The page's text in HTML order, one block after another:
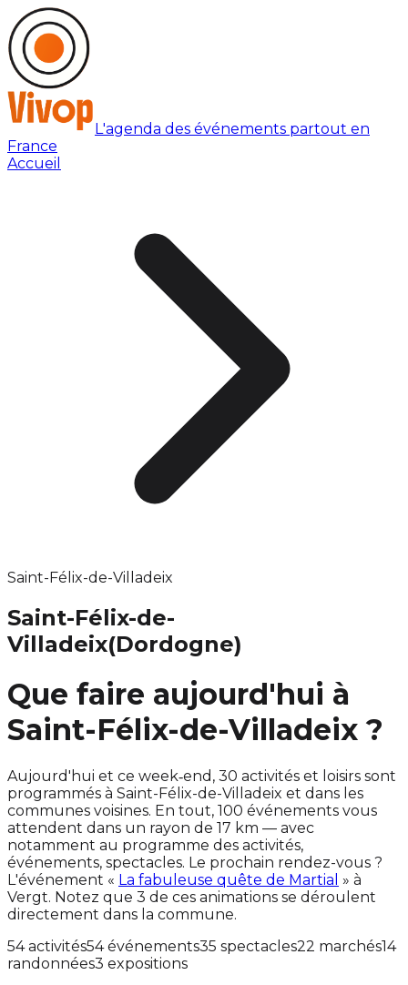
L'agenda des événements partout en
France
Accueil
Saint-Félix-de-Villadeix
Saint-Félix-de-
Villadeix(Dordogne)
Que faire aujourd'hui à
Saint-Félix-de-Villadeix ?
Aujourd'hui et ce week‑end, 30 activités et loisirs sont
programmés à Saint-Félix-de-Villadeix et dans les
communes voisines. En tout, 100 événements vous
attendent dans un rayon de 17 km — avec
notamment au programme des activités,
événements, spectacles. Le prochain rendez-vous ?
L'événement « La fabuleuse quête de Martial » à
Vergt. Notez que 3 de ces animations se déroulent
directement dans la commune.
54 activités54 événements35 spectacles22 marchés14
randonnées3 expositions